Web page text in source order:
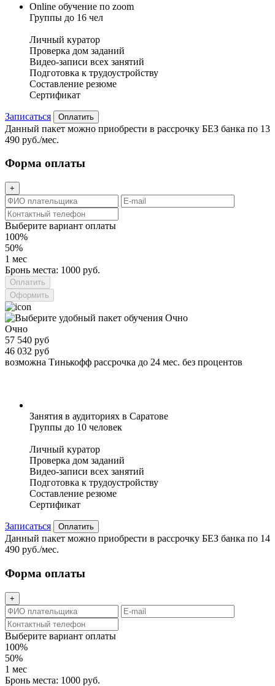
Online обучение по zoom
Группы до 16 чел
Личный куратор
Проверка дом заданий
Видео-записи всех занятий
Подготовка к трудоустройству
Составление резюме
Сертификат
Записаться Оплатить
Данный пакет можно приобрести в рассрочку БЕЗ банка по 13
490 руб./мес.
Форма оплаты
+
Выберите вариант оплаты
100%
50%
1 мес
Бронь места: 1000 руб.
Оформить
Очно
57 540 руб
46 032 руб
возможна Тинькофф рассрочка до 24 мес. без процентов
Занятия в аудиториях в Саратове
Группы до 10 человек
Личный куратор
Проверка дом заданий
Видео-записи всех занятий
Подготовка к трудоустройству
Составление резюме
Сертификат
Записаться Оплатить
Данный пакет можно приобрести в рассрочку БЕЗ банка по 14
490 руб./мес.
Форма оплаты
+
Выберите вариант оплаты
100%
50%
1 мес
Бронь места: 1000 руб.